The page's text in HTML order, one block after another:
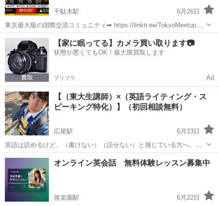
千駄木駅
6月26日
東京最大級の国際交流コミュニティ➡ https://linktr.ee/TokyoMeetup
◆━━━━━━━━━━━◆ ......イベント概要......
◆━━━━━━━━━━━◆ 日本人が英語を学ぶ...
東京 文京区 千駄木駅 英会話 ネイティブスピーカー
【家に眠ってる】カメラ買い取ります📷
状態が悪くてもOK！最大限買取します
プリフラ Ad
【（東大生講師）×（英語ライティング・ス
ピーキング特化）】（初回相談無料）
広尾駅
6月23日
英語は読めるけど、（書けない）（話せない）と感じている方へ。
（東京大学在籍）の講師が、実際に使える英語力をマンツーマンで指
方） ・（意見の組み立...
東京 文京区 広尾駅 英語/基礎英語 スピーキング
オンライン英会話 無料体験レッスン募集中
後楽園駅 6月22日